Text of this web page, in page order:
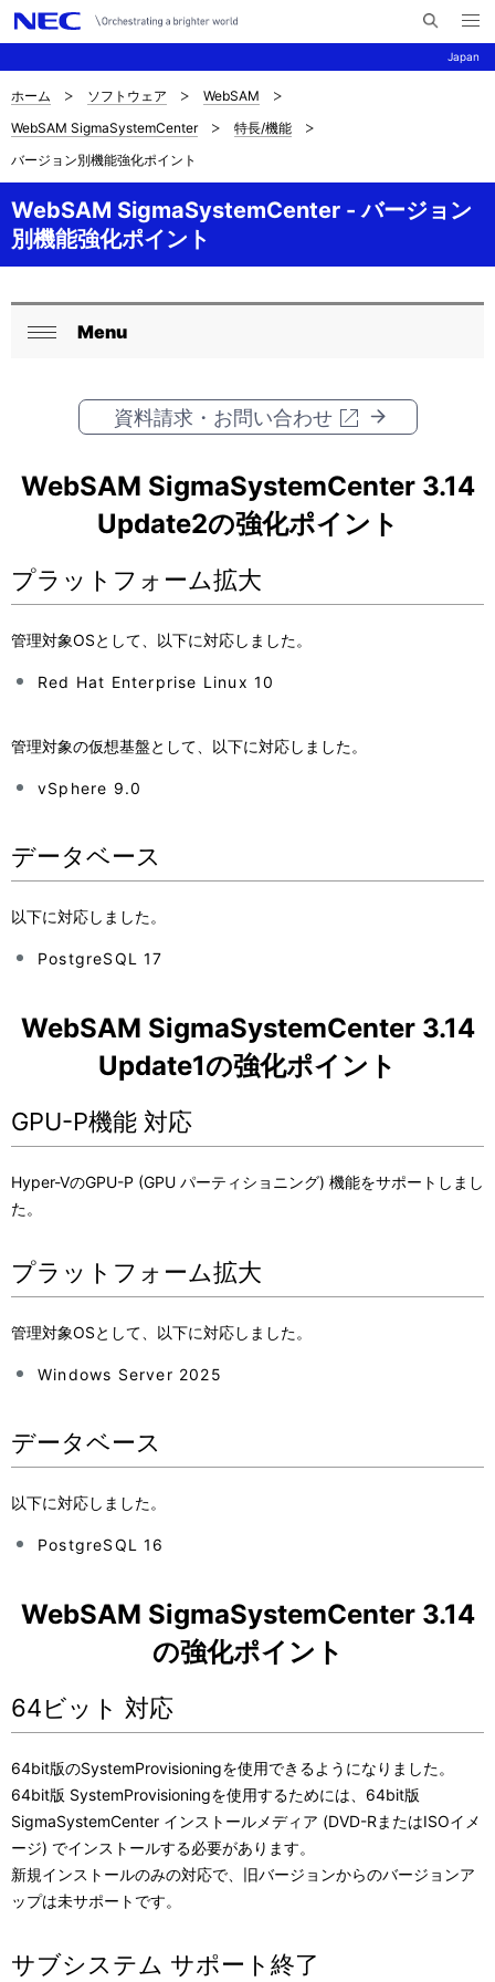
Japan
イ
メ
ニ
ュ
ナ
ビ
ゲ
ー
シ
ン
サ
イ
ト
内
の
現
在
を
し
て
い
す
。
ホーム ソフトウェア
WebSAM
WebSAM SigmaSystemCenter
特長/機能
バージョン別機能強化ポイント
WebSAM SigmaSystemCenter - バージョン
別機能強化ポイント
ロ
ゲ
ー
ン
Menu
資料請求・お問い合わせ
WebSAM SigmaSystemCenter 3.14
Update2の強化ポイント
プラットフォーム拡大
管理対象OSとして、以下に対応しました。
Red Hat Enterprise Linux 10
管理対象の仮想基盤として、以下に対応しました。
vSphere 9.0
データベース
以下に対応しました。
PostgreSQL 17
WebSAM SigmaSystemCenter 3.14
Update1の強化ポイント
GPU-P機能 対応
Hyper-VのGPU-P (GPU パーティショニング) 機能をサポートしまし
た。
プラットフォーム拡大
管理対象OSとして、以下に対応しました。
Windows Server 2025
データベース
以下に対応しました。
PostgreSQL 16
WebSAM SigmaSystemCenter 3.14
の強化ポイント
64ビット 対応
64bit版のSystemProvisioningを使用できるようになりました。
64bit版 SystemProvisioningを使用するためには、64bit版
SigmaSystemCenter インストールメディア (DVD-RまたはISOイメ
ージ) でインストールする必要があります。
新規インストールのみの対応で、旧バージョンからのバージョンア
ップは未サポートです。
サブシステム サポート終了